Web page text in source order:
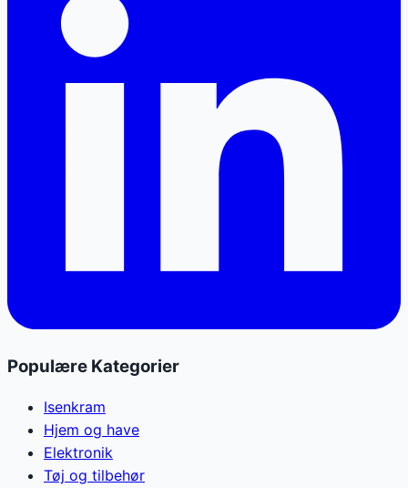
Populære Kategorier
Isenkram
Hjem og have
Elektronik
Tøj og tilbehør